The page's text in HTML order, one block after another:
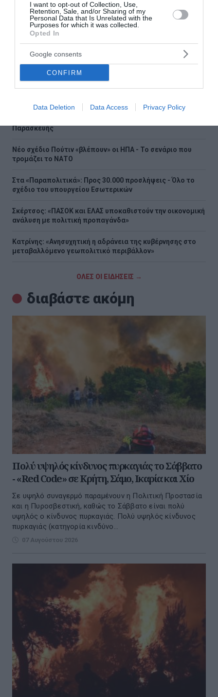
I want to opt-out of Collection, Use,
Retention, Sale, and/or Sharing of my
Personal Data that Is Unrelated with the
Purposes for which it was collected.
Opted In
Google consents
CONFIRM
Data Deletion Data Access Privacy Policy
αναδεικνύει και την ανυπαρξία της Ε.Ε.»
Voucher για smartphones: Το ποσό, οι συσκευές, οι
δικαιούχοι και η διαδικασία
Φωτιά σε Αττική και Βοιωτία: Οι φλόγες απελευθέρωσαν
ενέργεια ίση με έξι βόμβες Χιροσίμα
H εντυπωσιακή συλλογή supercars του Κριστιάνο
Παρασκευής
Νέο σχέδιο Πούτιν «βλέπουν» οι ΗΠΑ - Το σενάριο που
τρομάζει το ΝΑΤΟ
Στα «Παραπολιτικά»: Προς 30.000 προσλήψεις - Όλο το
σχέδιο του υπουργείου Εσωτερικών
Σκέρτσος: «ΠΑΣΟΚ και ΕΛΑΣ υποκαθιστούν την οικονομική
ανάλυση με πολιτική προπαγάνδα»
Κατρίνης: «Ανησυχητική η αδράνεια της κυβέρνησης στο
μεταβαλλόμενο γεωπολιτικό περιβάλλον»
ΟΛΕΣ ΟΙ ΕΙΔΗΣΕΙΣ →
διαβάστε ακόμη
Πολύ υψηλός κίνδυνος πυρκαγιάς το Σάββατο
- «Red Code» σε Κρήτη, Σάμο, Ικαρία και Χίο
Σε υψηλό συναγερμό παραμένουν η Πολιτική Προστασία
και η Πυροσβεστική, καθώς το Σάββατο είναι πολύ
υψηλός ο κίνδυνος πυρκαγιάς. Πολύ υψηλός κίνδυνος
πυρκαγιάς (κατηγορία κινδύνο...
07 Αυγούστου 2026